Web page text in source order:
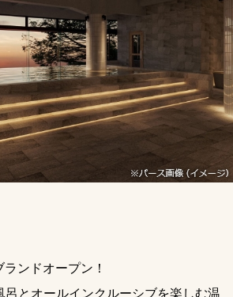
ンドオープン！
とオールインクルーシブを楽しむ温